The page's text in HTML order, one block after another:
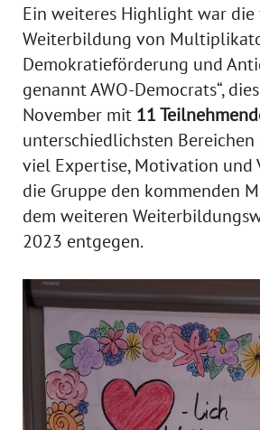
Ein weiteres Highlight war
Weiterbildung von
Demokratieförderung und
genannt AWO-Democrats“,
November mit 11
unterschiedlichsten Bereichen
viel Expertise, Motivation und
die Gruppe den kommenden
dem weiteren
2023 entgegen.